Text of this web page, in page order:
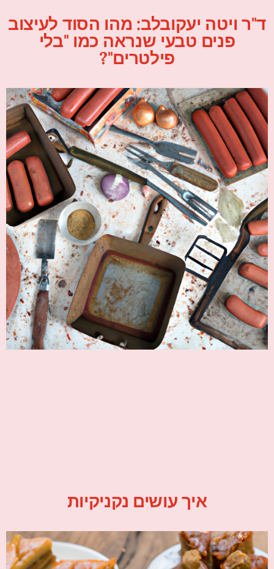
ד"ר ויטה יעקובלב: מהו הסוד לעיצוב
פנים טבעי שנראה כמו "בלי
פילטרים"?
איך עושים נקניקיות